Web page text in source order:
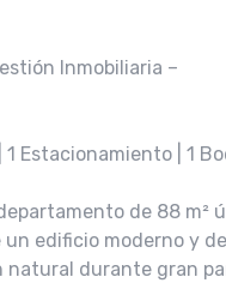
Inmobiliaria –
Estacionamiento | 1
de 88 m²
edificio moderno y
durante gran